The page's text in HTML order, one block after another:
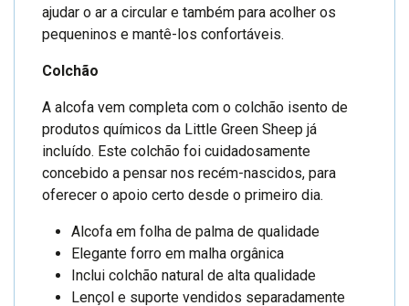
ajudar o ar a circular e também para acolher os
pequeninos e mantê-los confortáveis.
Colchão
A alcofa vem completa com o colchão isento de
produtos químicos da Little Green Sheep já
incluído. Este colchão foi cuidadosamente
concebido a pensar nos recém-nascidos, para
oferecer o apoio certo desde o primeiro dia.
Alcofa em folha de palma de qualidade
Elegante forro em malha orgânica
Inclui colchão natural de alta qualidade
Lençol e suporte vendidos separadamente